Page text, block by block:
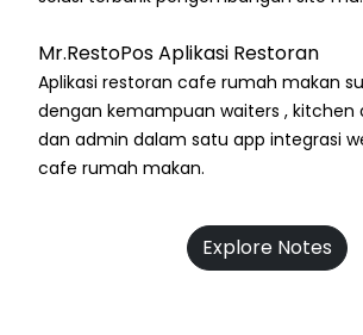
Mr.RestoPos Aplikasi Restoran
Aplikasi restoran cafe rumah makan
dengan kemampuan waiters , kitchen
dan admin dalam satu app integrasi
cafe rumah makan.
Explore Notes